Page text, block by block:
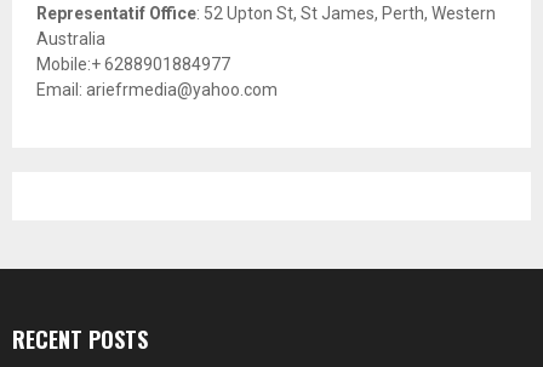
Representatif Office: 52 Upton St, St James, Perth, Western
Australia
Mobile:+ 6288901884977
Email: ariefrmedia@yahoo.com
RECENT POSTS